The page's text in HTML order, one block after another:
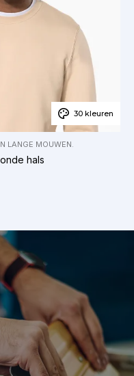
30 kleuren
LANGE MOUWEN
hals